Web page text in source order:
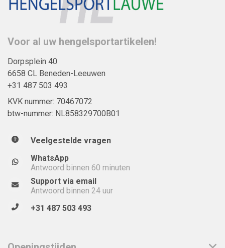
Voor al uw hengelsportartikelen!
Dorpsplein 40
6658 CL Beneden-Leeuwen
+31 487 503 493
KVK nummer: 70467072
btw-nummer: NL858329700B01
Veelgestelde vragen
WhatsApp
Antwoord binnen 60 minuten
Support via email
Antwoord binnen 24 uur
+31 487 503 493